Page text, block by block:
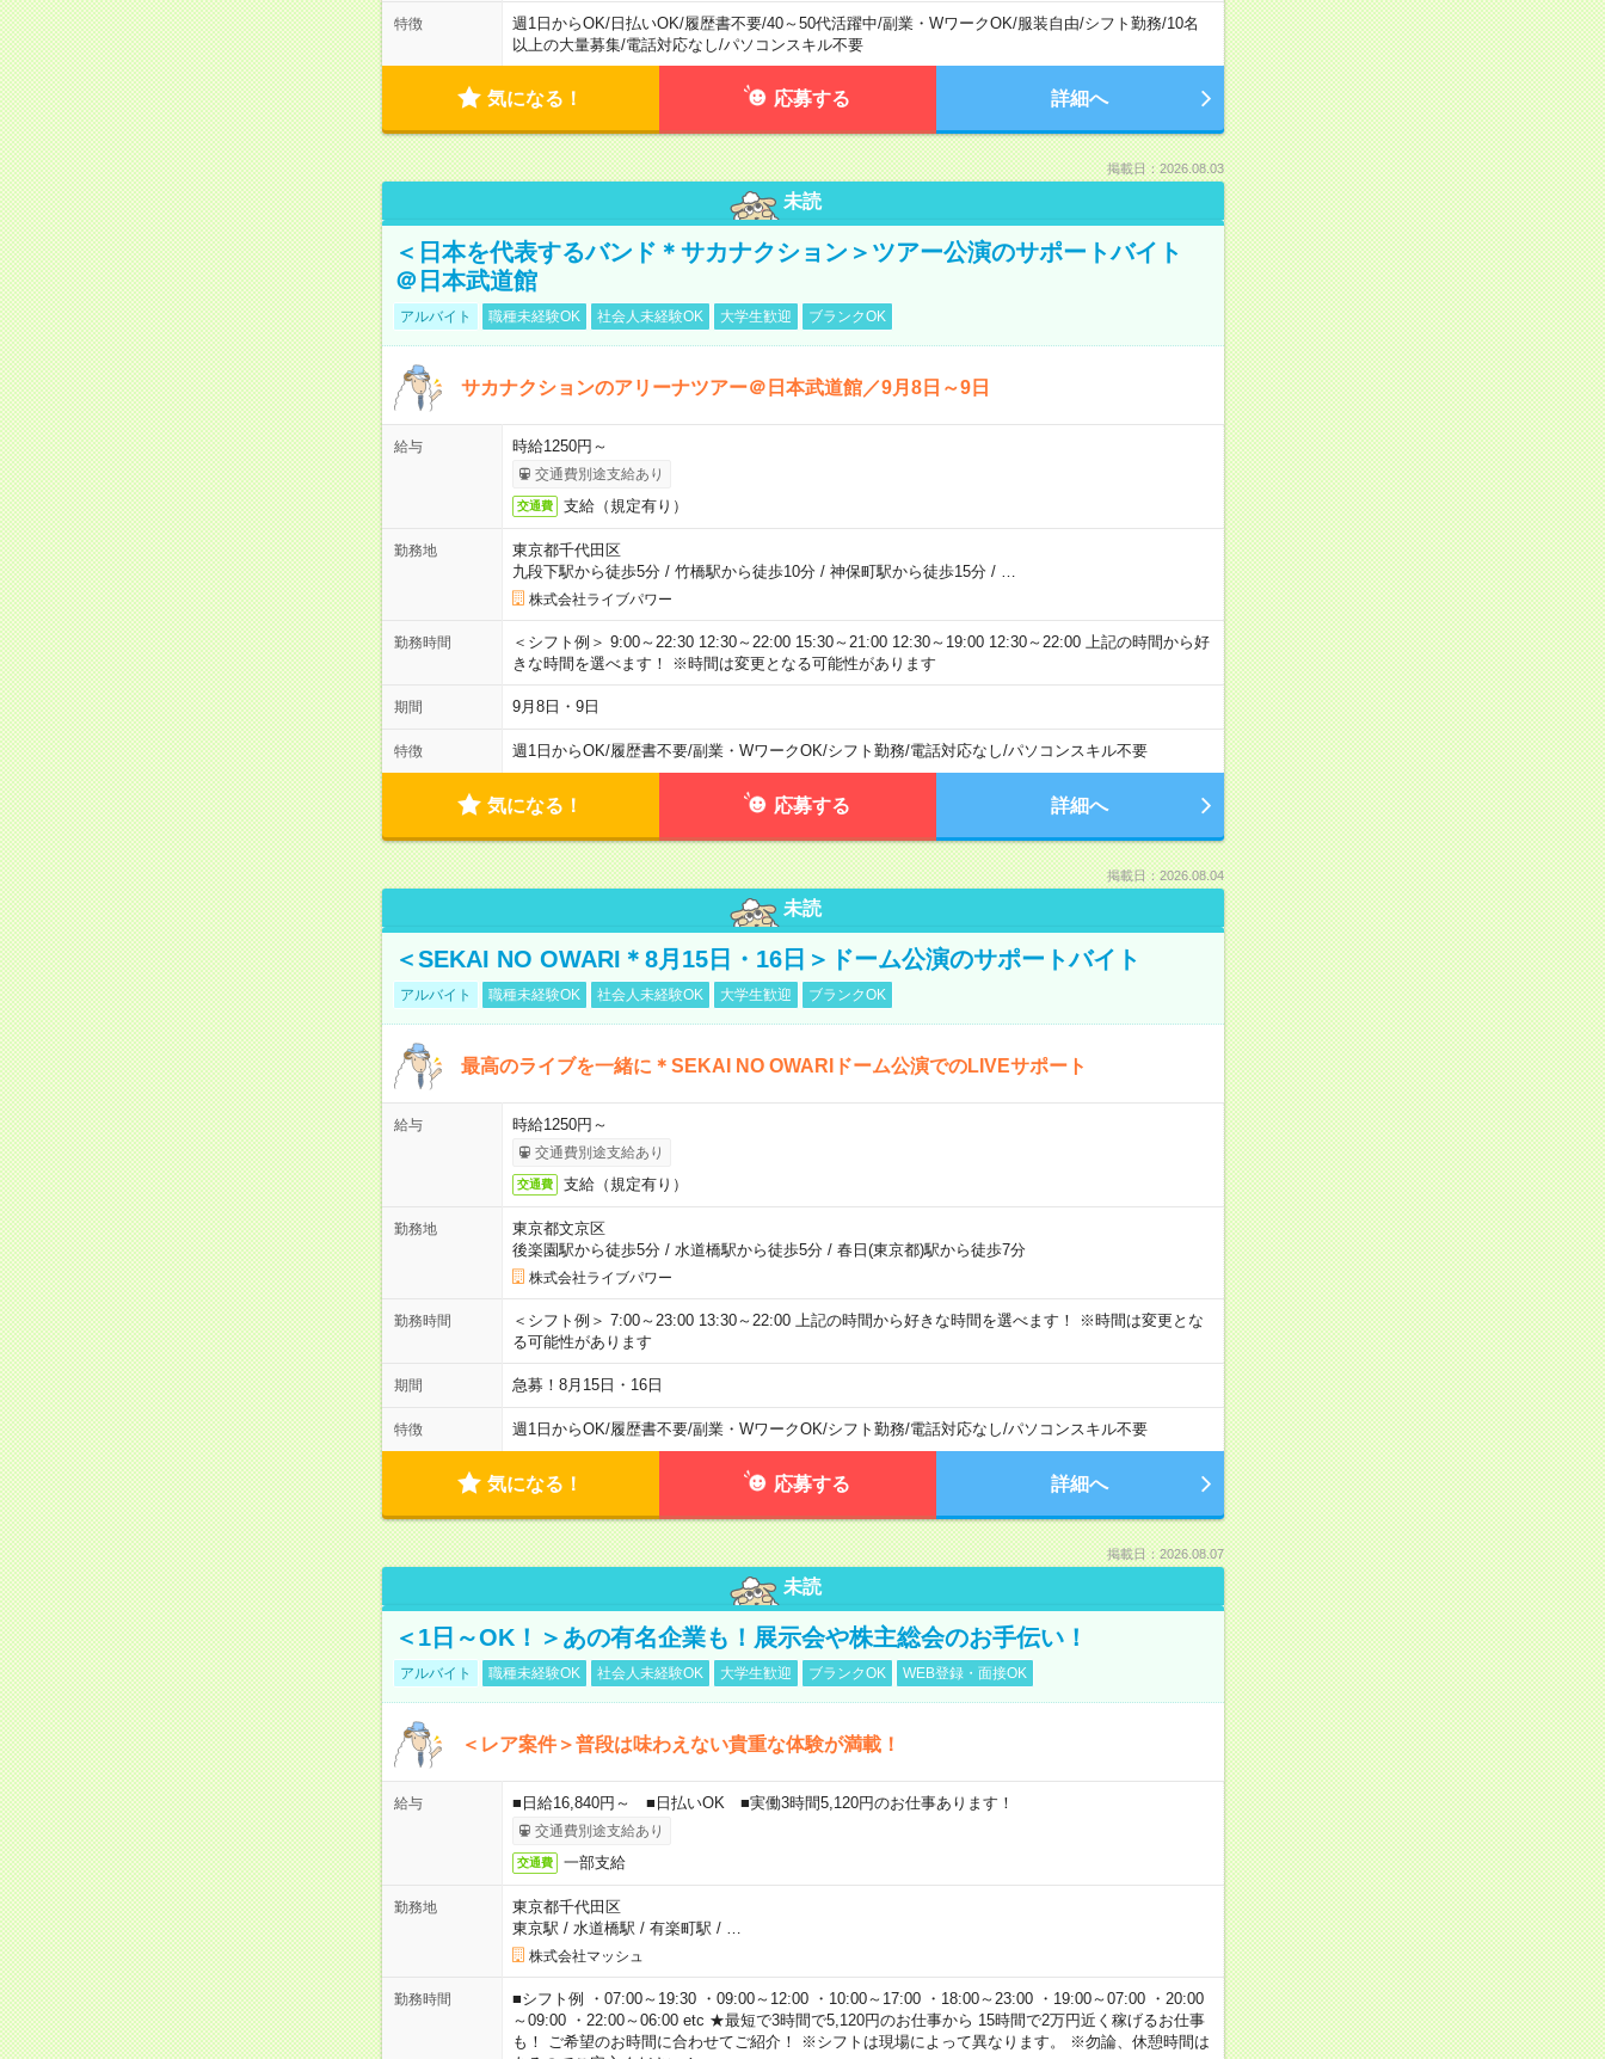
特徴 週1日からOK/日払いOK/履歴書不要/40～50代活躍中/副業・WワークOK/服装自由/シフト勤務/10名
以上の大量募集/電話対応なし/パソコンスキル不要
気になる！ 応募する 詳細へ
掲載日：2026.08.03
未読
＜日本を代表するバンド＊サカナクション＞ツアー公演のサポートバイト
＠日本武道館
アルバイト 職種未経験OK 社会人未経験OK 大学生歓迎 ブランクOK
サカナクションのアリーナツアー＠日本武道館／9月8日～9日
給与 時給1250円～
交通費別途支給あり
交通費 支給（規定有り）
勤務地
東京都千代田区
九段下駅から徒歩5分/ 竹橋駅から徒歩10分/ 神保町駅から徒歩15分/
株式会社ライブパワー
勤務時間
＜シフト例＞ 9:00～22:30 12:30～22:00 15:30～21:00 12:30～19:00 12:30～22:00 上記の時間から好
きな時間を選べます！ ※時間は変更となる可能性があります
期間 9月8日・9日
特徴 週1日からOK/履歴書不要/副業・WワークOK/シフト勤務/電話対応なし/パソコンスキル不要
気になる！ 応募する 詳細へ
掲載日：2026.08.04
未読
＜SEKAI NO OWARI＊8月15日・16日＞ドーム公演のサポートバイト
アルバイト 職種未経験OK 社会人未経験OK 大学生歓迎 ブランクOK
最高のライブを一緒に＊SEKAI NO OWARIドーム公演でのLIVEサポート
給与 時給1250円～
交通費別途支給あり
交通費 支給（規定有り）
勤務地
東京都文京区
後楽園駅から徒歩5分/ 水道橋駅から徒歩5分/ 春日(東京都)駅から徒歩7分
株式会社ライブパワー
勤務時間
＜シフト例＞ 7:00～23:00 13:30～22:00 上記の時間から好きな時間を選べます！ ※時間は変更とな
る可能性があります
期間 急募！8月15日・16日
特徴 週1日からOK/履歴書不要/副業・WワークOK/シフト勤務/電話対応なし/パソコンスキル不要
気になる！ 応募する 詳細へ
掲載日：2026.08.07
未読
＜1日～OK！＞あの有名企業も！展示会や株主総会のお手伝い！
アルバイト 職種未経験OK 社会人未経験OK 大学生歓迎 ブランクOK WEB登録・面接OK
＜レア案件＞普段は味わえない貴重な体験が満載！
給与 ■日給16,840円～ ■日払いOK ■実働3時間5,120円のお仕事あります！
交通費別途支給あり
交通費 一部支給
勤務地
東京都千代田区
東京駅 / 水道橋駅 / 有楽町駅 /
株式会社マッシュ
勤務時間
■シフト例 ・07:00～19:30 ・09:00～12:00 ・10:00～17:00 ・18:00～23:00 ・19:00～07:00 ・20:00
～09:00 ・22:00～06:00 etc ★最短で3時間で5,120円のお仕事から 15時間で2万円近く稼げるお仕事
も！ ご希望のお時間に合わせてご紹介！ ※シフトは現場によって異なります。 ※勿論、休憩時間は